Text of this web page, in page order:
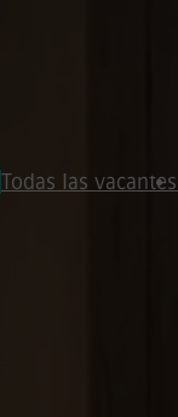
Todas las vacantes